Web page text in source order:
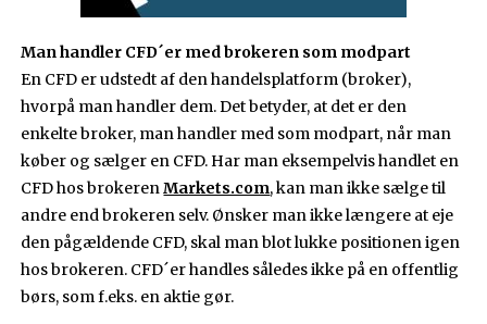
Man handler CFD´er med brokeren som modpart
En CFD er udstedt af den handelsplatform (broker),
hvorpå man handler dem. Det betyder, at det er den
enkelte broker, man handler med som modpart, når man
køber og sælger en CFD. Har man eksempelvis handlet en
CFD hos brokerenMarkets.com, kan man ikke sælge til
andre end brokeren selv. Ønsker man ikke længere at eje
den pågældende CFD, skal man blot lukke positionen igen
hos brokeren. CFD´er handles således ikke på en offentlig
børs, som f.eks. en aktie gør.